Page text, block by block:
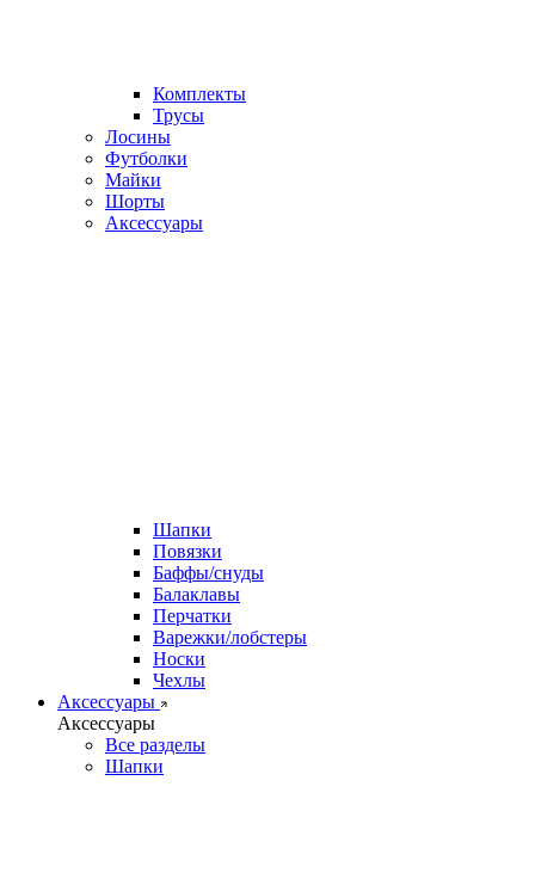
Комплекты
Трусы
Лосины
Футболки
Майки
Шорты
Аксессуары
Шапки
Повязки
Баффы/снуды
Балаклавы
Перчатки
Варежки/лобстеры
Носки
Чехлы
Аксессуары
Аксессуары
Все разделы
Шапки